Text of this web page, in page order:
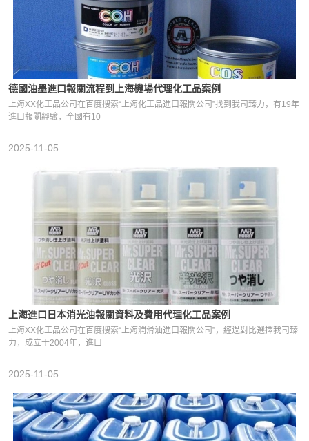
德國油墨進口報關流程到上海機場代理化工品案例
上海XX化工品公司在百度搜索“上海化工品進口報關公司”找到我司臻力，有19年
進口報關經驗，全國有10
2025-11-05
上海進口日本消光油報關資料及費用代理化工品案例
上海XX化工品公司在百度搜索“上海潤滑油進口報關公司”，經過對比選擇我司臻
力，成立于2004年，進口
2025-11-05